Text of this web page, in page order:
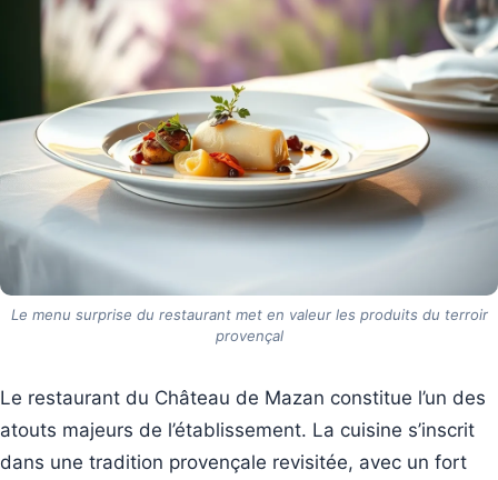
Le menu surprise du restaurant met en valeur les produits du terroir
provençal
Le restaurant du Château de Mazan constitue l’un des
atouts majeurs de l’établissement. La cuisine s’inscrit
dans une tradition provençale revisitée, avec un fort